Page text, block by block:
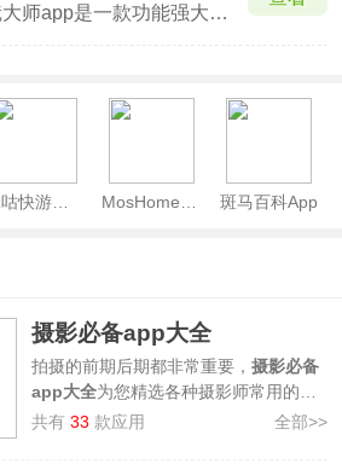
mix滤镜大师app是一款功能强大的手机图片处理软件，由移动互联网摄影类品牌Camera360出品。这款应用拥有海量丰富的滤镜特效，数十款强大的编辑工具，能够让你以最简单的方式、最高的效率的方法设计出属于自己的专属相片；堪比单反的光圈效果，专业的色彩编辑以及强大的调节功能，
咪咕快游官方正版 MosHome官方版 斑马百科App
摄影必备app大全
拍摄的前期后期都非常重要，摄影必备
app大全为您精选各种摄影师常用的
app。从拍照修图、剪辑视频，排版拼
共有33 款应用 全部>>